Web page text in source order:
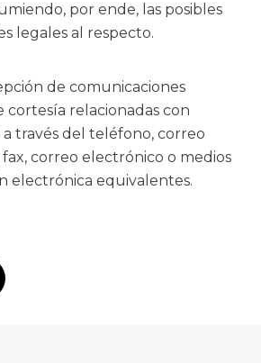
por ende, las posibles
legales al respecto.
de comunicaciones
cortesía relacionadas con
través del teléfono, correo
correo electrónico o medios
electrónica equivalentes.